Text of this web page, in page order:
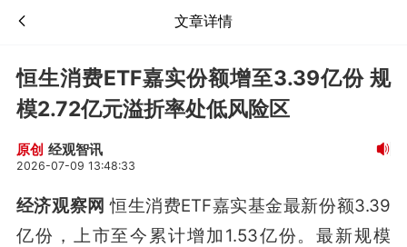
文章详情
恒生消费ETF嘉实份额增至3.39亿份 规
模2.72亿元溢折率处低风险区
原创 经观智讯
2026-07-09 13:48:33
经济观察网 恒生消费ETF嘉实基金最新份额3.39
亿份，上市至今累计增加1.53亿份。最新规模